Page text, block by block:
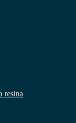
resina